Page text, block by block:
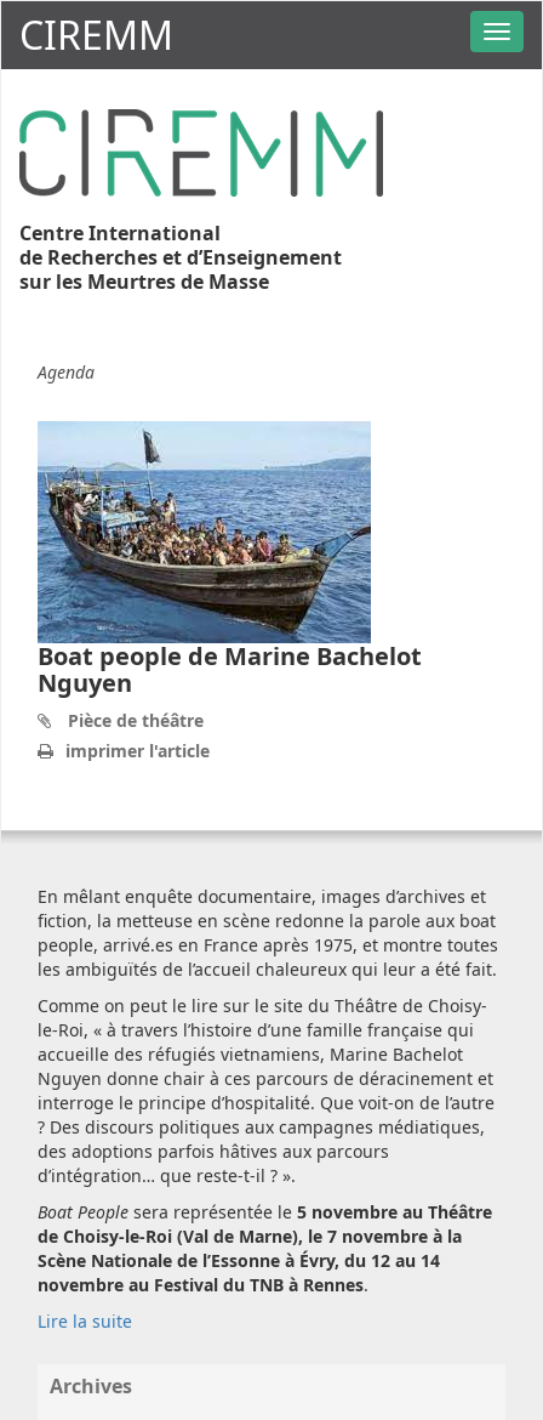
CIREMM
Centre International
de Recherches et d’Enseignement
sur les Meurtres de Masse
Agenda
Boat people de Marine Bachelot
Nguyen
Pièce de théâtre
imprimer l'article
En mêlant enquête documentaire, images d’archives et
fiction, la metteuse en scène redonne la parole aux boat
people, arrivé.es en France après 1975, et montre toutes
les ambiguïtés de l’accueil chaleureux qui leur a été fait.
Comme on peut le lire sur le site du Théâtre de Choisy-
le-Roi, « à travers l’histoire d’une famille française qui
accueille des réfugiés vietnamiens, Marine Bachelot
Nguyen donne chair à ces parcours de déracinement et
interroge le principe d’hospitalité. Que voit-on de l’autre
? Des discours politiques aux campagnes médiatiques,
des adoptions parfois hâtives aux parcours
d’intégration… que reste-t-il ? ».
Boat People sera représentée le 5 novembre au Théâtre
de Choisy-le-Roi (Val de Marne), le 7 novembre à la
Scène Nationale de l’Essonne à Évry, du 12 au 14
novembre au Festival du TNB à Rennes.
Lire la suite
Archives